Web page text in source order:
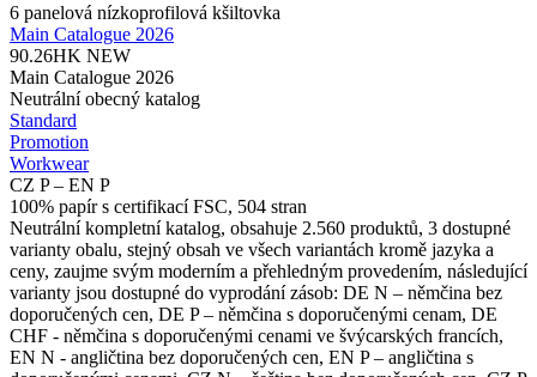
6 panelová nízkoprofilová kšiltovka
Main Catalogue 2026
90.26HK NEW
Main Catalogue 2026
Neutrální obecný katalog
Standard
Promotion
Workwear
CZ P – EN P
100% papír s certifikací FSC, 504 stran
Neutrální kompletní katalog, obsahuje 2.560 produktů, 3 dostupné
varianty obalu, stejný obsah ve všech variantách kromě jazyka a
ceny, zaujme svým moderním a přehledným provedením, následující
varianty jsou dostupné do vyprodání zásob: DE N – němčina bez
doporučených cen, DE P – němčina s doporučenými cenam, DE
CHF - němčina s doporučenými cenami ve švýcarských francích,
EN N - angličtina bez doporučených cen, EN P – angličtina s